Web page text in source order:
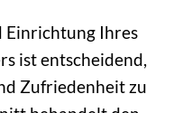
Ihres
ist entscheidend,
Zufriedenheit zu